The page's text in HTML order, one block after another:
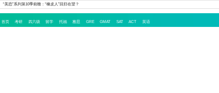
“美恐”系列第10季前瞻：“橡皮人”回归在望？
首页 考研 四六级 留学 托福 雅思 GRE GMAT SAT ACT 英语